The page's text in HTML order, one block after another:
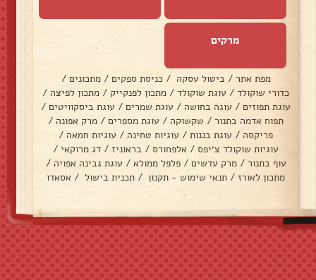
מרקים
מפת אתר / ביטול עסקה / כניסת ספקים / מתכונים /
כדורי שוקולד / עוגת שוקולד / מתכון לפנקייק / מתכון לפיצה /
עוגת תפוזים / עוגה בחושה / עוגת שמרים / עוגת ביסקוויטים /
תפוח אדמה בתנור / שקשוקה / עוגת מספרים / מרק אפונה /
פריקסה / עוגת בננות / עוגיות טחינה / עוגיות חמאה /
עוגיות שוקולד צ׳יפס / אלפחורס / בראוניז / דג מרוקאי /
עוף בתנור / מרק עדשים / פלפל ממולא / עוגת גבינה אפויה /
מתכון לאורז / תנאי שימוש - תקנון / תכנית בישול / אסאדו